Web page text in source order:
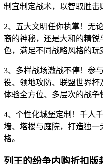
制宜制定战术，以智取胜击
2、五大文明任你执掌！无
裔的神秘，还是大和的精
色，满足不同战略风格的玩
3、多样战场激战不停！参
役、领地攻防、联盟世界杯
体验全方位、多层次的战争
4、个性化城堡定制！千人
墙、塔楼与庭院，打造独
格。
列王的纷争内购折扣版